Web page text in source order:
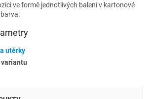
ve formě jednotlivých balení v kartonové
utěrky